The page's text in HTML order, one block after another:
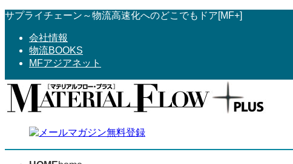
コ
へ
ス
ナ
ョ
ン
サプライチェーン～物流高速化へのどこでもドア[MF+]
会社情報
物流BOOKS
MFアジアネット